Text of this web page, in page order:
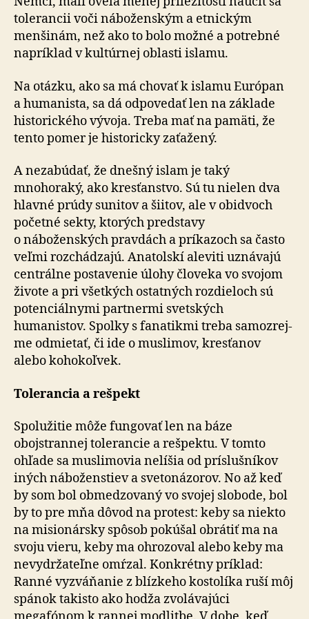
tolerancii voči ná­bo­žen­ským a etnickým
menšinám, než ako to bolo možné a potrebné
napríklad v kultúrnej oblasti islamu.
Na otázku, ako sa má chovať k islamu Európan
a hu­ma­nis­ta, sa dá odpovedať len na základe
historického vývoja. Treba mať na pamäti, že
tento pomer je historicky za­ťa­že­ný.
A nezabúdať, že dnešný islam je taký
mnohoraký, ako kresťanstvo. Sú tu nielen dva
hlavné prúdy sunitov a šiitov, ale v obidvoch
početné sekty, ktorých predstavy
o náboženských pravdách a príkazoch sa často
veľmi rozchádzajú. Anatolskí aleviti uznávajú
centrálne postavenie úlohy človeka vo svojom
živote a pri všetkých ostatných rozdieloch sú
potenciálnymi partnermi svetských
humanistov. Spolky s fanatikmi treba sa­mo­zrej­
me odmietať, či ide o muslimov, kresťanov
alebo kohokoľvek.
Tolerancia a rešpekt
Spolužitie môže fungovať len na báze
obojstrannej tolerancie a rešpektu. V tomto
ohľade sa muslimovia nelíšia od príslušníkov
iných náboženstiev a sve­to­ná­zo­rov. No až keď
by som bol obmedzovaný vo svojej slobode, bol
by to pre mňa dôvod na protest: keby sa niekto
na misionársky spôsob pokúšal obrátiť ma na
svoju vieru, keby ma ohrozoval alebo keby ma
nevydržateľne omŕzal. Konkrétny príklad:
Ranné vyzváňanie z blízkeho kostolíka ruší môj
spánok takisto ako hodža zvolávajúci